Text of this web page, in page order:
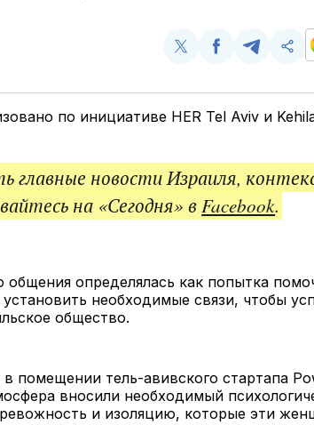
Поделиться
Twitter
Поделиться
FacebookTelegram
по инициативе HER Tel Aviv и
главные новости Израиля,
на «Сегодня» вFacebook.
общения определялась как попытка
необходимые связи, чтобы
общество.
помещении тель-авивского стартапа
вносили необходимый
и изоляцию, которые эти